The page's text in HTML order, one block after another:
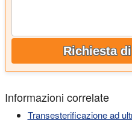
Richiesta
Informazioni correlate
Transesterificazione ad